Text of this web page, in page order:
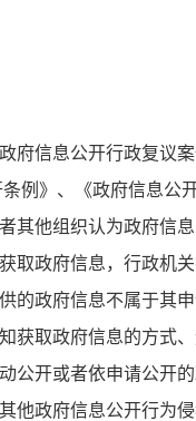
信息公开行政复议案
例》、《政府信息公
他组织认为政府信息
取政府信息，行政机
的政府信息不属于其
获取政府信息的方式
公开或者依申请公开
他政府信息公开行为